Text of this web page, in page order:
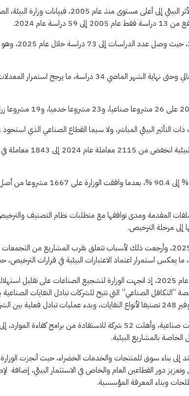
يأتي ذلك، بالتزامن مع ارتفاع عدد دراسات تقييم الأثر
عام 2024.
لكن ذلك الرقم عاد
في وقت بلغ فيه عدد الدراسات منذ بدء العام الحالي وحتى نهاية الشهر
التأثير البيئي المباشر، ولا سيما القطاع الصناعي الذي
المقدمة ومدى توافقها مع متطلبات نظام التصنيف
إلى مرحلة الترخيص.
وفي المقابل، رفضت الوزارة 176 طلبا خلال عام 2025، وأرجعت ذلك لأسباب تتعلق بقرب
ما يعكس استمرار اعتماد الاعتبارات البيئية في قرارات
ويبرز ملف الاقتصاد الأخضر كأحد أبرز محاور تقرير عام 2025، إذ اتجهت الوزارة لتشجيع
الصناعي” التي تتيح للشركات تبادل النفايات
كما قدمت الوزارة خدمات استشارية لـ107 منشآت صناعية، وأهلت 52 شركة
بالمشاريع البيئية.
إلى بناء سوق للمنتجات والخدمات الخضراء، حيث أنجزت الوزارة
دور القطاعين العام والخاص في الاستثمار البيئي، إضافة
وبناء المعرفة المؤسسية.